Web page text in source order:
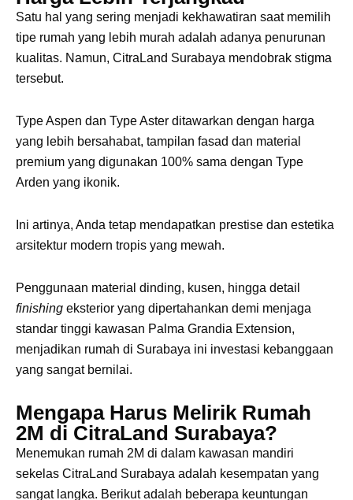
Penggunaan material dinding, kusen, hingga detail
eksterior yang dipertahankan demi menjaga
standar tinggi kawasan Palma Grandia Extension,
menjadikan rumah di Surabaya ini investasi kebanggaan
Mengapa Harus Melirik Rumah
2M di CitraLand Surabaya?
Menemukan rumah 2M di dalam kawasan mandiri
sekelas CitraLand Surabaya adalah kesempatan yang
memilih Type Aspen dan Aster:
Extension yang memiliki infrastruktur bawah tanah,
jalan lingkungan yang lebar, dan sistem keamanan
berlapis (
Dekat dengan supermarket,
area komersial, fasilitas kesehatan, hingga fasilitas
Nilai Investasi Tinggi:Properti di kawasan barat
Surabaya, khususnya garapan Ciputra Group,
memiliki tren kenaikan harga (capital gain) yang
sangat stabil dan menjanjikan setiap tahunnya.